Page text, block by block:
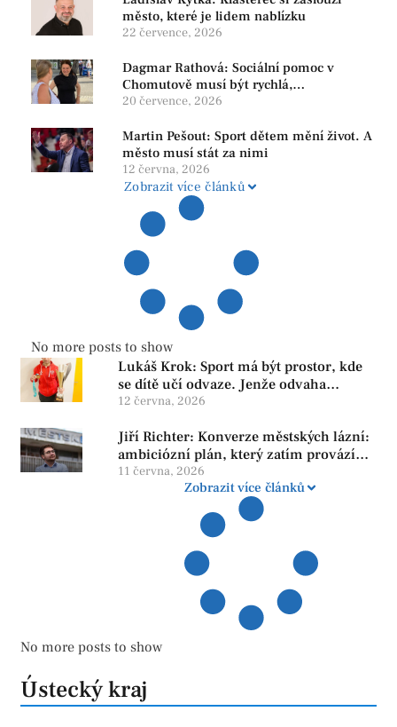
město, které je lidem nablízku
22 července, 2026
Dagmar Rathová: Sociální pomoc v
Chomutově musí být rychlá,
srozumitelná a férová. Ne udržovat lidi v
20 července, 2026
Martin Pešout: Sport dětem mění život. A
město musí stát za nimi
12 června, 2026
Zobrazit více článků
No more posts to show
Lukáš Krok: Sport má být prostor, kde
se dítě učí odvaze. Jenže odvaha
neroste tam, kde se bojí udělat chybu.
12 června, 2026
Jiří Richter: Konverze městských lázní:
ambiciózní plán, který zatím provází
více otazníků než jistot
11 června, 2026
Zobrazit více článků
No more posts to show
Ústecký kraj